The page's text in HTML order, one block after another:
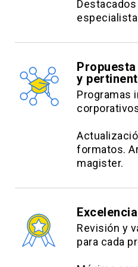
Descripción del curso:
El curso busca que el
comercial de las
y herramientas que
de corto plazo con
Resultados de
Analizar el rol
impacto positivo en el
plazo.
Distinguir cuentas
y
Programas
formatos.
magister.
Excelencia
Revisión y
para cada